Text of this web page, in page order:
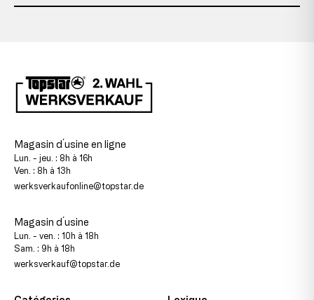
Magasin d´usine en ligne
Lun. - jeu. : 8h à 16h
Ven. : 8h à 13h
werksverkaufonline@topstar.de
Magasin d´usine
Lun. - ven. : 10h à 18h
Sam. : 9h à 18h
werksverkauf@topstar.de